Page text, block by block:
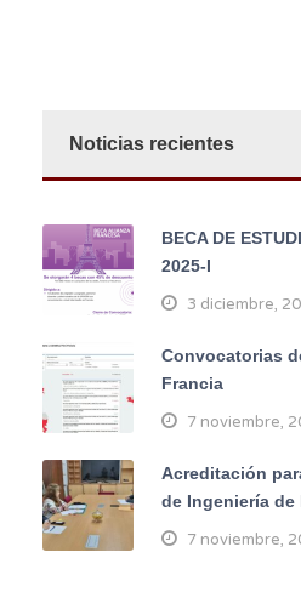
Noticias recientes
BECA DE
2025-I
3 diciembre,
Convocatorias
Francia
7 noviembre,
Acreditación
de Ingeniería de
7 noviembre,